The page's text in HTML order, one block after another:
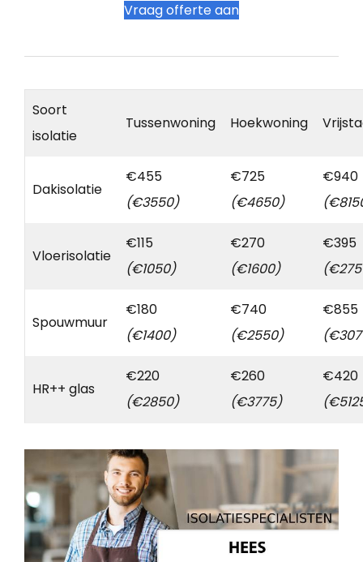
Vraag offerte aan
Soort
isolatie
Tussenwoning Hoekwoning
Dakisolatie
€455
(€3550)
€725
(€4650)
€940
Vloerisolatie
€115
(€1050)
€270
(€1600)
€395
Spouwmuur
€180
(€1400)
€740
(€2550)
€855
HR++ glas
€220
(€2850)
€260
(€3775)
€420